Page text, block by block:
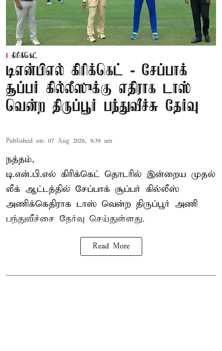
கிரிக்கெட்
டிஎன்பிஎல் கிரிக்கெட் - சேப்பாக்
சூப்பர் கில்லீஸுக்கு எதிராக டாஸ்
வென்ற திருப்பூர் பந்துவீச்சு தேர்வு
Published on: 07 Aug 2026, 9:39 am
நத்தம்,
டி.என்.பி.எல் கிரிக்கெட் தொடரில் இன்றைய முதல்
லீக் ஆட்டத்தில் சேப்பாக் சூப்பர் கில்லீஸ்
அணிக்கெதிராக டாஸ் வென்ற திருப்பூர் அணி
பந்துவீச்சை தேர்வு செய்துள்ளது.
Read More